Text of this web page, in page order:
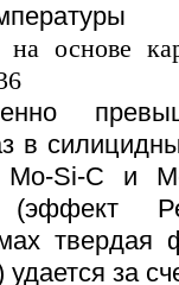
в
Si-C и
(эффект
за